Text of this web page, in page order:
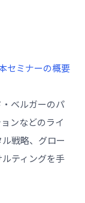
セミナーの概要
ベルガーのパ
ンなどのライ
戦略、グロー
ティングを手